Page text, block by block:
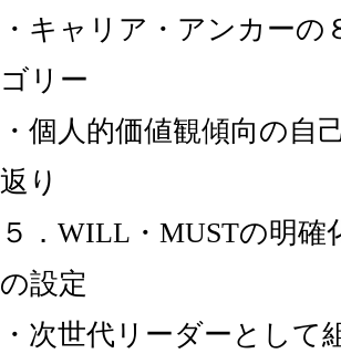
・キャリア・アンカーの
ゴリー
・個人的価値観傾向の自
返り
５．WILL・MUSTの明確
の設定
・次世代リーダーとして